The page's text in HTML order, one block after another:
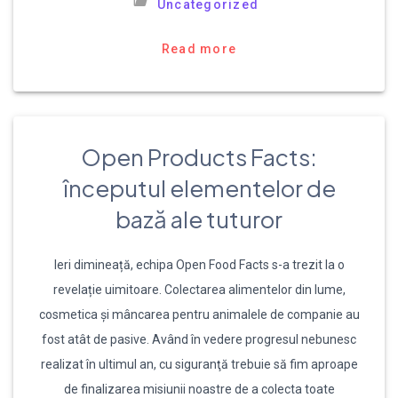
Uncategorized
Read more
Open Products Facts:
începutul elementelor de
bază ale tuturor
Ieri dimineață, echipa Open Food Facts s-a trezit la o
revelație uimitoare. Colectarea alimentelor din lume,
cosmetica şi mâncarea pentru animalele de companie au
fost atât de pasive. Având în vedere progresul nebunesc
realizat în ultimul an, cu siguranţă trebuie să fim aproape
de finalizarea misiunii noastre de a colecta toate